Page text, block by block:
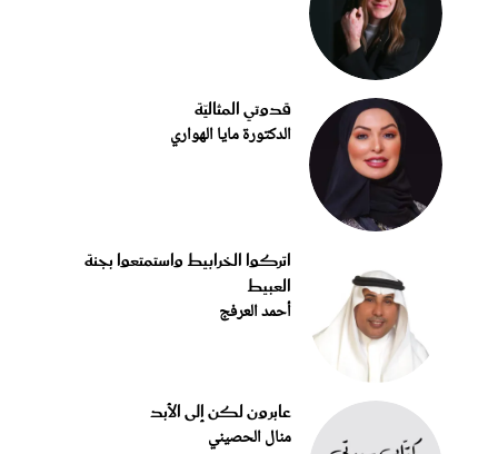
قدوتي المثاليّة
الدكتورة مايا الهواري
اتركوا الخرابيط واستمتعوا بجنة
العبيط
أحمد العرفج
عابرون لكن إلى الأبد
منال الحصيني